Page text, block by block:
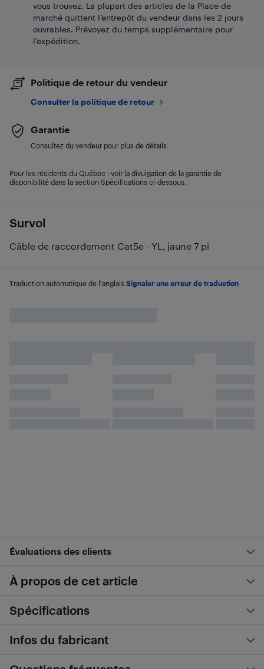
Survol
Câble de raccordement Cat5e - YL, jaune 7 pi
Traduction automatique de l'anglais. Signaler une erreur de traduction
vous trouvez. La plupart des articles de la Place de
marché quittent l’entrepôt du vendeur dans les 2 jours
ouvrables. Prévoyez du temps supplémentaire pour
l’expédition.
Politique de retour du vendeur
Consulter la politique de retour
Garantie
Consultez du vendeur pour plus de détails.
Pour les résidents du Québec : voir la divulgation de la garantie de
disponibilité dans la section Spécifications ci-dessous.
Évaluations des clients
À propos de cet article
Spécifications
Infos du fabricant